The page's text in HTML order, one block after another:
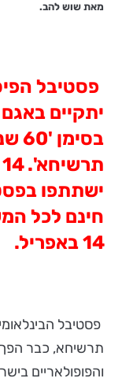
מאת שוש להב.
פסטיבל
יתקיים
ישתתפו
14 באפריל.
פסטיבל
תרשיחא, כבר הפך